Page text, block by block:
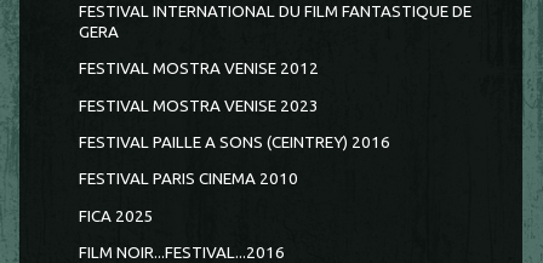
FESTIVAL INTERNATIONAL DU FILM FANTASTIQUE DE
GERA
FESTIVAL MOSTRA VENISE 2012
FESTIVAL MOSTRA VENISE 2023
FESTIVAL PAILLE A SONS (CEINTREY) 2016
FESTIVAL PARIS CINEMA 2010
FICA 2025
FILM NOIR...FESTIVAL...2016